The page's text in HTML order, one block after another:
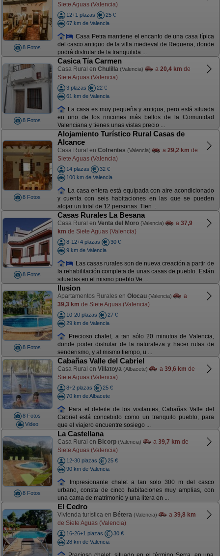
8 Fotos
Siete Aguas (Valencia)
12+1 plazas
25 €
67 km de Valencia
Casa Petra mantiene el encanto de una casa típica
del casco antiguo de la villa medieval de Requena, donde
podrá disfrutar de la tranquilida ...
8 Fotos
Casica Tía Carmen
Casa Rural en Chulilla (Valencia) a 20,4 km de
Siete Aguas (Valencia)
3 plazas
22 €
61 km de Valencia
La casa es muy pequeña y antigua, pero está situada
en uno de los rincones más bellos de la Comunidad
Valenciana y tienes unas vistas precio ...
8 Fotos
Alojamiento Turístico Rural Casas de
Alcance
Casa Rural en Cofrentes (Valencia) a 29,2 km de
Siete Aguas (Valencia)
14 plazas
32 €
100 km de Valencia
La casa entera está equipada con aire acondicionado
y cuenta con seis habitaciones en las que se pueden
alojar un total de 12 personas. Tien ...
8 Fotos
Casas Rurales La Besana
Casa Rural en Venta del Moro (Valencia) a 37,9
km de Siete Aguas (Valencia)
8-12+4 plazas
30 €
9 km de Valencia
Las casas rurales son de nueva creación a partir de
la rehabilitación completa de unas casas de pueblo. Están
situadas en el mismo pueblo Ve ...
8 Fotos
Ilusion
Apartamentos Rurales en Olocau (Valencia)
a
39,3 km de Siete Aguas (Valencia)
10-20 plazas
27 €
29 km de Valencia
Precioso chalet, a tan sólo 20 minutos de Valencia,
donde poder disfrutar de la naturaleza y hacer rutas de
senderismo, y al mismo tiempo, u ...
8 Fotos
Video
Cabañas Valle del Cabriel
Casa Rural en Villatoya (Albacete) a 39,6 km de
Siete Aguas (Valencia)
8+2 plazas
25 €
70 km de Albacete
Para el deleite de los visitantes, Cabañas Valle del
Cabriel está concebido como un tranquilo pueblo, para
que el viajero encuentre sosiego ...
8 Fotos
La Castellana
Casa Rural en Bicorp (Valencia) a 39,7 km de
Siete Aguas (Valencia)
12-30 plazas
25 €
90 km de Valencia
Impresionante chalet a tan solo 300 m del casco
urbano, consta de cinco habitaciones muy amplias, con
una cama de matrimonio y una litera en ...
El Cedro
Vivienda turística en Bétera (Valencia) a 39,8 km
de Siete Aguas (Valencia)
16-26+1 plazas
30 €
28 km de Valencia